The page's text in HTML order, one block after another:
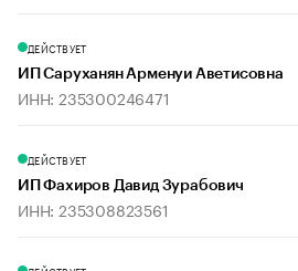
ДЕЙСТВУЕТ
ИП Саруханян Арменуи Аветисовна
ИНН: 235300246471
ДЕЙСТВУЕТ
ИП Фахиров Давид Зурабович
ИНН: 235308823561